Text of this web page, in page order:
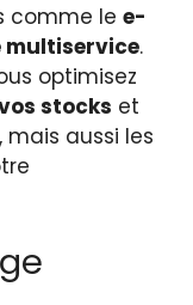
comme le e-
multiservice.
optimisez
stocks et
, mais aussi les